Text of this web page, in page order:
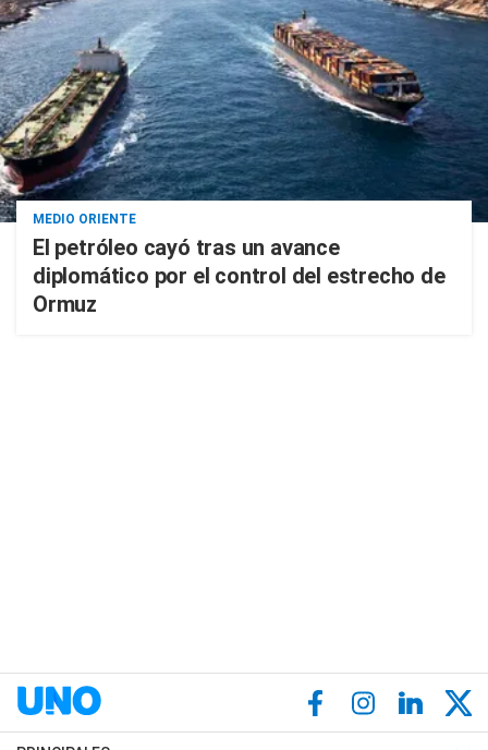
MEDIO ORIENTE
El petróleo cayó tras un avance
diplomático por el control del estrecho de
Ormuz